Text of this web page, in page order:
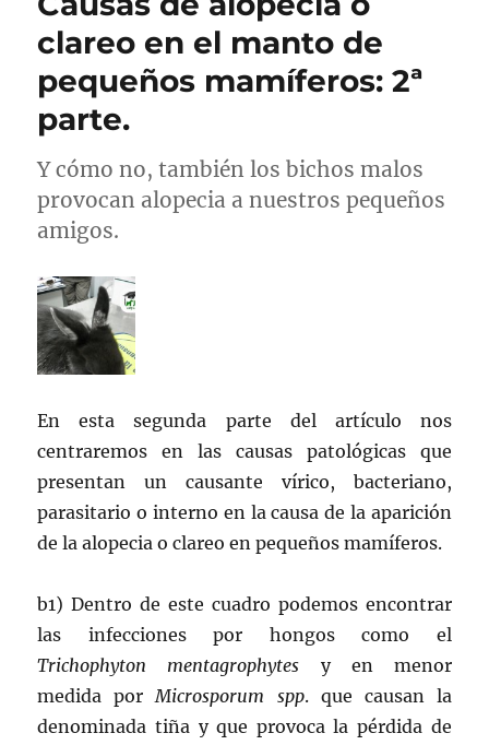
clareo en el manto de
pequeños mamíferos: 2ª
parte.
Y cómo no, también los bichos malos
provocan alopecia a nuestros pequeños
amigos.
En esta segunda parte del artículo nos
centraremos en las causas patológicas que
presentan un causante vírico, bacteriano,
parasitario o interno en la causa de la aparición
de la alopecia o clareo en pequeños mamíferos.
b1) Dentro de este cuadro podemos encontrar
las infecciones por hongos como el
Trichophyton mentagrophytes y en menor
medida porMicrosporum spp. que causan la
denominada tiña y que provoca la pérdida de